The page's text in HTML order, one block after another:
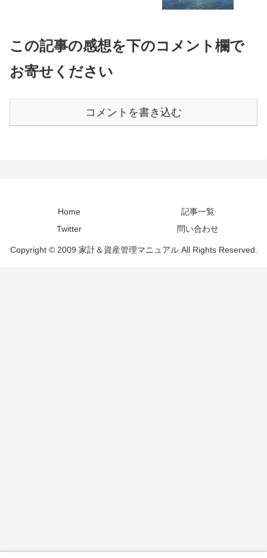
この記事の感想を下のコメント欄で
お寄せください
コメントを書き込む
Home
記事一覧
Twitter
問い合わせ
Copyright © 2009 家計＆資産管理マニュアル All Rights Reserved.